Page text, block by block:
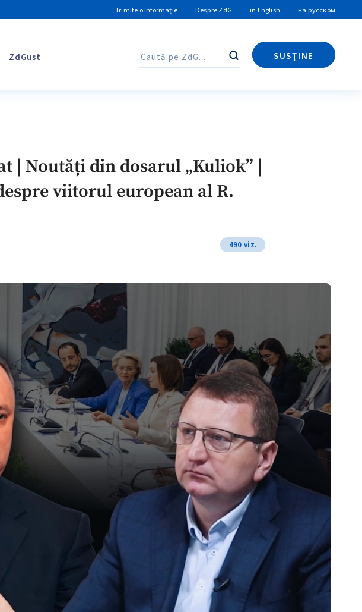
Trimite o informație Despre ZdG in English на русском
ZdGust Caută
SUSȚINE
Caută
| Noutăți din dosarul „Kuliok” |
viitorul european al R.
490 viz.